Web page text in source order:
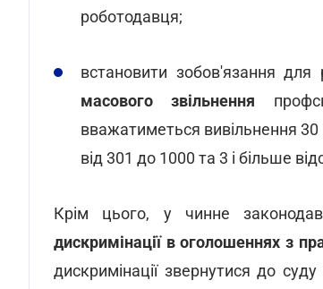
роботодавця;
встановити зобов'язання для
масового звільнення
вважатиметься вивільнення 30
від 301 до 1000 та 3 і більше
Крім цього, у чинне
дискримінації в оголошеннях з
дискримінації звернутися до